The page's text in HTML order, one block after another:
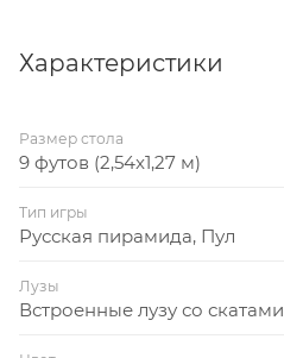
Характеристики
Размер стола
9 футов (2,54x1,27 м)
Тип игры
Русская пирамида, Пул
Лузы
Встроенные лузу со скатами